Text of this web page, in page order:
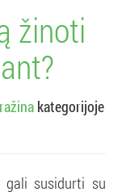
žinoti
kategorijoje
gali susidurti su